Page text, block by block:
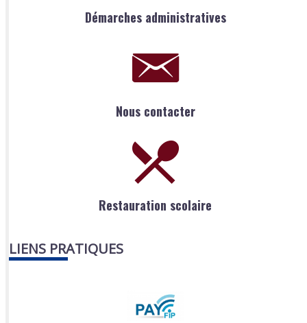
Démarches administratives
Nous contacter
Restauration scolaire
LIENS PRATIQUES